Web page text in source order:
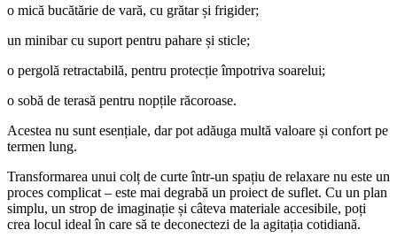
o mică bucătărie de vară, cu grătar și frigider;
un minibar cu suport pentru pahare și sticle;
o pergolă retractabilă, pentru protecție împotriva soarelui;
o sobă de terasă pentru nopțile răcoroase.
Acestea nu sunt esențiale, dar pot adăuga multă valoare și confort pe
termen lung.
Transformarea unui colț de curte într-un spațiu de relaxare nu este un
proces complicat – este mai degrabă un proiect de suflet. Cu un plan
simplu, un strop de imaginație și câteva materiale accesibile, poți
crea locul ideal în care să te deconectezi de la agitația cotidiană.